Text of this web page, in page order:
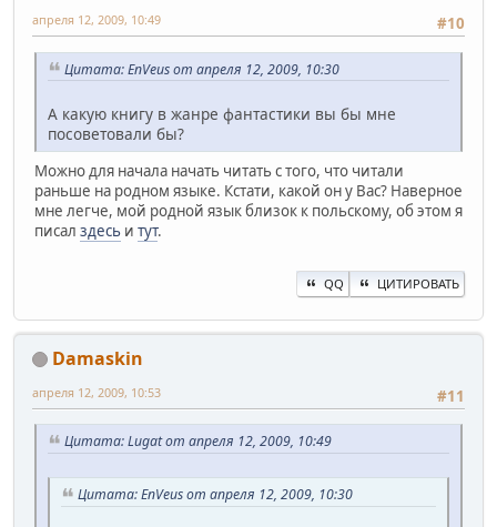
#10
апреля 12, 2009, 10:49
Цитата: EnVeus от апреля 12, 2009, 10:30
А какую книгу в жанре фантастики вы бы мне
посоветовали бы?
Можно для начала начать читать с того, что читали
раньше на родном языке. Кстати, какой он у Вас? Наверное
мне легче, мой родной язык близок к польскому, об этом я
писал здесь и тут.
QQ ЦИТИРОВАТЬ
Damaskin
#11
апреля 12, 2009, 10:53
Цитата: Lugat от апреля 12, 2009, 10:49
Цитата: EnVeus от апреля 12, 2009, 10:30